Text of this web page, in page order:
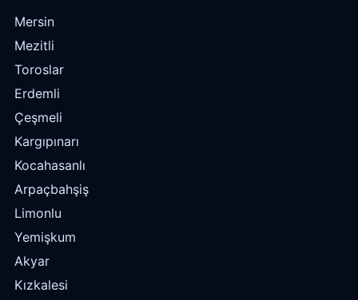
Mersin
Mezitli
Toroslar
Erdemli
Çeşmeli
Kargıpınarı
Kocahasanlı
Arpaçbahşiş
Limonlu
Yemişkum
Akyar
Kızkalesi